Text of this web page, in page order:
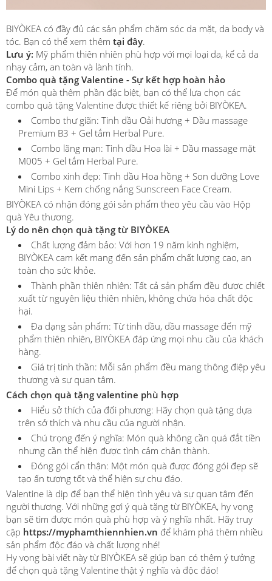
BIYÒKEA có đầy đủ các sản phẩm chăm sóc da mặt, da body và
tóc. Bạn có thể xem thêm tại đây.
Lưu ý: Mỹ phẩm thiên nhiên phù hợp với mọi loại da, kể cả da
nhạy cảm, an toàn và lành tính.
Combo quà tặng Valentine - Sự kết hợp hoàn hảo
Để món quà thêm phần đặc biệt, bạn có thể lựa chọn các
combo quà tặng Valentine được thiết kế riêng bởi BIYÒKEA.
Combo thư giãn: Tinh dầu Oải hương + Dầu massage
Premium B3 + Gel tắm Herbal Pure.
Combo lãng mạn: Tinh dầu Hoa lài + Dầu massage mặt
M005 + Gel tắm Herbal Pure.
Combo xinh đẹp: Tinh dầu Hoa hồng + Son dưỡng Love
Mini Lips + Kem chống nắng Sunscreen Face Cream.
BIYÒKEA có nhận đóng gói sản phẩm theo yêu cầu vào Hộp
quà Yêu thương.
Lý do nên chọn quà tặng từ BIYÒKEA
Chất lượng đảm bảo: Với hơn 19 năm kinh nghiệm,
BIYÒKEA cam kết mang đến sản phẩm chất lượng cao, an
toàn cho sức khỏe.
Thành phần thiên nhiên: Tất cả sản phẩm đều được chiết
xuất từ nguyên liệu thiên nhiên, không chứa hóa chất độc
hại.
Đa dạng sản phẩm: Từ tinh dầu, dầu massage đến mỹ
phẩm thiên nhiên, BIYÒKEA đáp ứng mọi nhu cầu của khách
hàng.
Giá trị tinh thần: Mỗi sản phẩm đều mang thông điệp yêu
thương và sự quan tâm.
Cách chọn quà tặng valentine phù hợp
Hiểu sở thích của đối phương: Hãy chọn quà tặng dựa
trên sở thích và nhu cầu của người nhận.
Chú trọng đến ý nghĩa: Món quà không cần quá đắt tiền
nhưng cần thể hiện được tình cảm chân thành.
Đóng gói cẩn thận: Một món quà được đóng gói đẹp sẽ
tạo ấn tượng tốt và thể hiện sự chu đáo.
Valentine là dịp để bạn thể hiện tình yêu và sự quan tâm đến
người thương. Với những gợi ý quà tặng từ BIYÒKEA, hy vọng
bạn sẽ tìm được món quà phù hợp và ý nghĩa nhất. Hãy truy
cập https://myphamthiennhien.vn để khám phá thêm nhiều
sản phẩm độc đáo và chất lượng nhé!
Hy vọng bài viết này từ BIYÒKEA sẽ giúp bạn có thêm ý tưởng
để chọn quà tặng Valentine thật ý nghĩa và độc đáo!